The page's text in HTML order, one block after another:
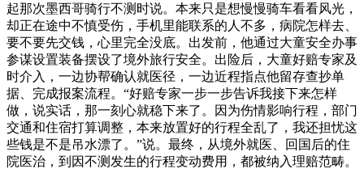
起那次墨西哥骑行不测时说。本来只是想慢慢骑车看看风光，
却正在途中不慎受伤，手机里能联系的人不多，病院怎样去、
要不要先交钱，心里完全没底。出发前，他通过大童安全办事
参谋设置装备摆设了境外旅行安全。出险后，大童好赔专家及
时介入，一边协帮确认就医径，一边近程指点他留存查抄单
据、完成报案流程。“好赔专家一步一步告诉我接下来怎样
做，说实话，那一刻心就稳下来了。因为伤情影响行程，部门
交通和住宿打算调整，本来放置好的行程全乱了，我还担忧这
些钱是不是吊水漂了。”说。最终，从境外就医、回国后的住
院医治，到因不测发生的行程变动费用，都被纳入理赔范畴。